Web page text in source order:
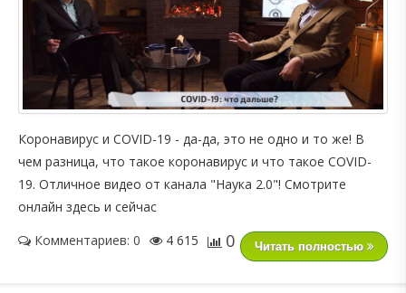
Коронавирус и COVID-19 - да-да, это не одно и то же! В
чем разница, что такое коронавирус и что такое COVID-
19. Отличное видео от канала "Наука 2.0"! Смотрите
онлайн здесь и сейчас
Читать полностью
Комментариев: 0 4 615 0